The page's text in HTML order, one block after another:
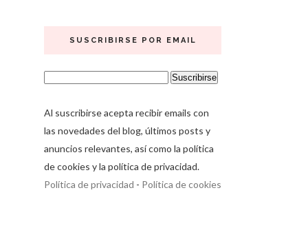
SUSCRIBIRSE POR EMAIL
Al suscribirse acepta recibir emails con
las novedades del blog, últimos posts y
anuncios relevantes, así como la política
de cookies y la política de privacidad.
Política de privacidad - Política de cookies